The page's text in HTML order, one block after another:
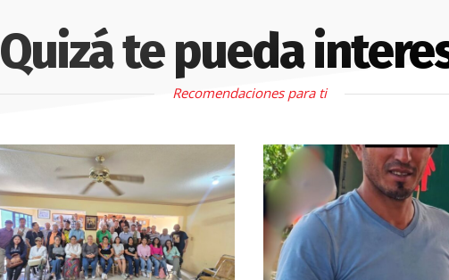
Quizá te pueda
Recomendaciones para ti